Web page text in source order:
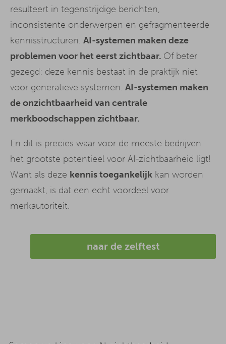
resulteert in tegenstrijdige berichten,
inconsistente onderwerpen en gefragmenteerde
kennisstructuren. AI-systemen maken deze
problemen voor het eerst zichtbaar. Of beter
gezegd: deze kennis bestaat in de praktijk niet
voor generatieve systemen. AI-systemen maken
de onzichtbaarheid van centrale
merkboodschappen zichtbaar.
En dit is precies waar voor de meeste bedrijven
het grootste potentieel voor AI-zichtbaarheid ligt!
Want als deze kennis toegankelijk kan worden
gemaakt, is dat een echt voordeel voor
merkautoriteit.
naar de zelftest